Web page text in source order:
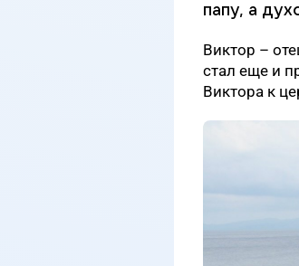
папу, а
Виктор –
стал еще и
Виктора к